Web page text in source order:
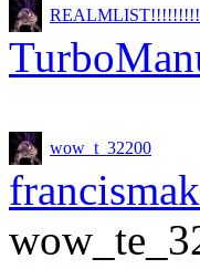
wow_t_32200